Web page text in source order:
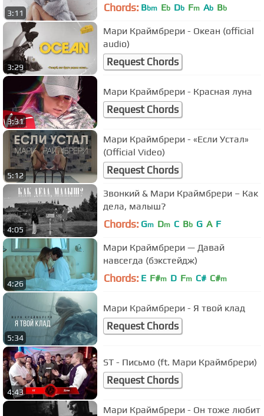
3:11 Chords: Bbm Eb Db Fm Ab Bb
3:29
Мари Краймбрери - Океан (official
audio)
Request Chords
3:31
Мари Краймбрери - Красная луна
Request Chords
5:12
Мари Краймбрери - «Если Устал»
(Official Video)
Request Chords
4:05
Звонкий & Мари Краймбрери – Как
дела, малыш?
Chords: Gm Dm C Bb G A F
4:26
Мари Краймбрери — Давай
навсегда (бэкстейдж)
Chords: E F#m D Fm C# C#m
5:34
Мари Краймбрери - Я твой клад
Request Chords
4:43
ST - Письмо (ft. Мари Краймбрери)
Request Chords
Мари Краймбрери - Он тоже любит